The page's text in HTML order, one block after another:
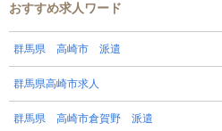
おすすめ求人ワード
群馬県 高崎市 派遣
群馬県高崎市求人
群馬県 高崎市倉賀野 派遣